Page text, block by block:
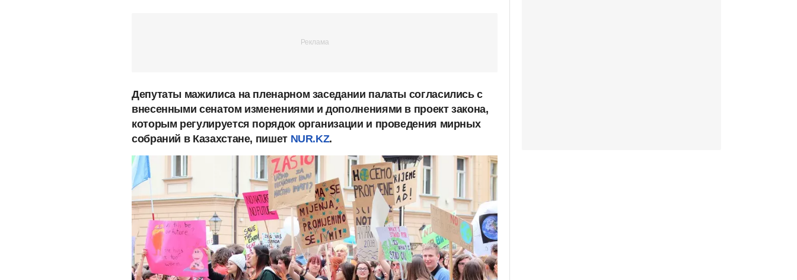
Депутаты мажилиса на пленарном заседании палаты согласились с
внесенными сенатом изменениями и дополнениями в проект закона,
которым регулируется порядок организации и проведения мирных
собраний в Казахстане, пишет NUR.KZ.